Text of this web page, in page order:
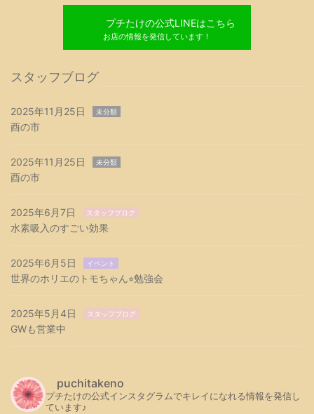
プチたけの公式LINEはこちら
お店の情報を発信しています！
スタッフブログ
2025年11月25日 未分類
酉の市
2025年11月25日 未分類
酉の市
2025年6月7日 スタッフブログ
水素吸入のすごい効果
2025年6月5日 イベント
世界のホリエのトモちゃん⭐︎勉強会
2025年5月4日 スタッフブログ
GWも営業中
puchitakeno
プチたけの公式インスタグラムでキレイになれる情報を発信し
ています♪